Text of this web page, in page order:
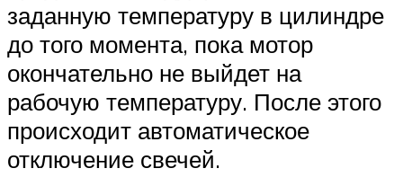
заданную температуру в цилиндре
до того момента, пока мотор
окончательно не выйдет на
рабочую температуру. После этого
происходит автоматическое
отключение свечей.